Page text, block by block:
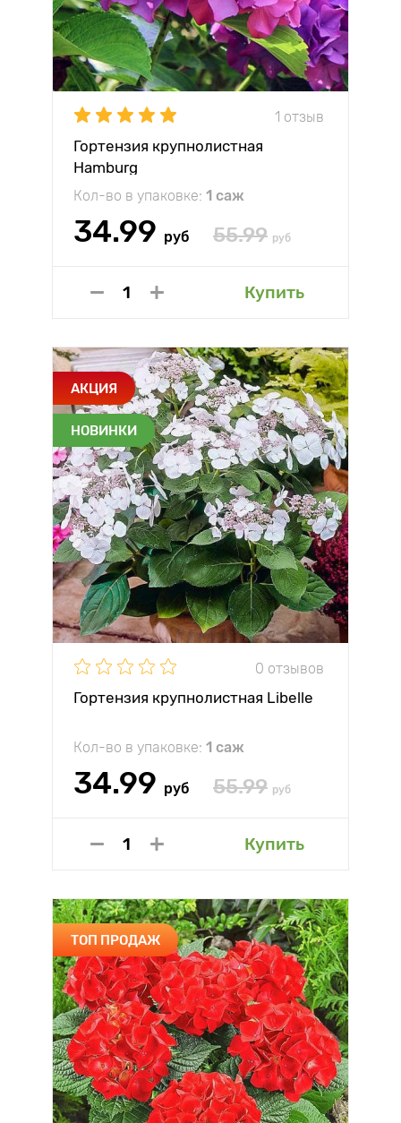
1 отзыв
Гортензия крупнолистная
Hamburg
Кол-во в упаковке: 1 саж
34.99 руб 55.99 руб
Купить
АКЦИЯ
НОВИНКИ
0 отзывов
Гортензия крупнолистная Libelle
Кол-во в упаковке: 1 саж
34.99 руб 55.99 руб
Купить
ТОП ПРОДАЖ